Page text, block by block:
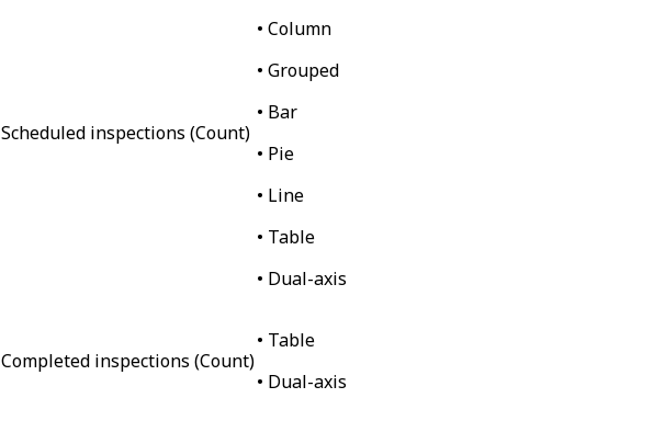
Scheduled inspections (Count)
• Column
• Grouped
• Bar
• Pie
• Line
• Table
• Dual-axis
Completed inspections (Count)
• Table
• Dual-axis